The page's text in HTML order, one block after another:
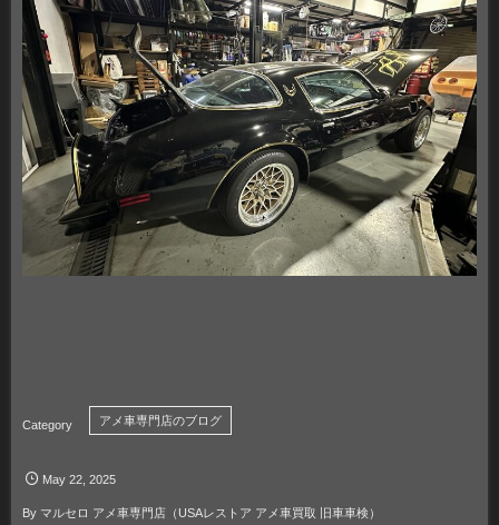
アメ車専門店のブログ
May 22 ,2025
By マルセロ アメ車専門店（USAレストア アメ車買取 旧車車検）